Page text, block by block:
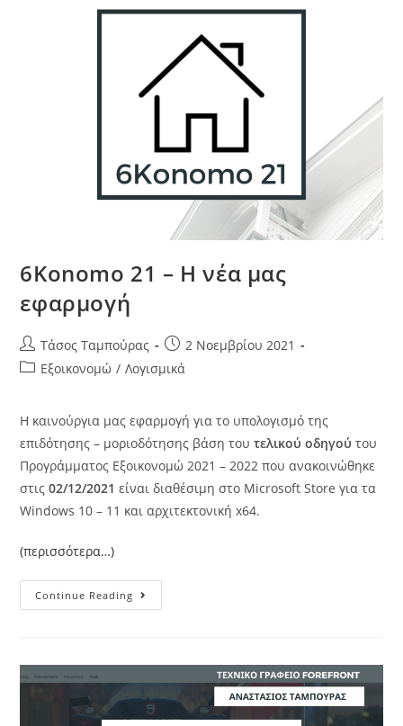
6Konomo 21 – Η νέα μας
εφαρμογή
Τάσος Ταμπούρας
2 Νοεμβρίου 2021
Εξοικονομώ / Λογισμικά
Η καινούργια μας εφαρμογή για το υπολογισμό της
επιδότησης – μοριοδότησης βάση τουτελικού οδηγού του
Προγράμματος Εξοικονομώ 2021 – 2022 που ανακοινώθηκε
στις02/12/2021 είναι διαθέσιμη στο Microsoft Store για τα
Windows 10 – 11 και αρχιτεκτονική x64.
(περισσότερα…)
Continue Reading